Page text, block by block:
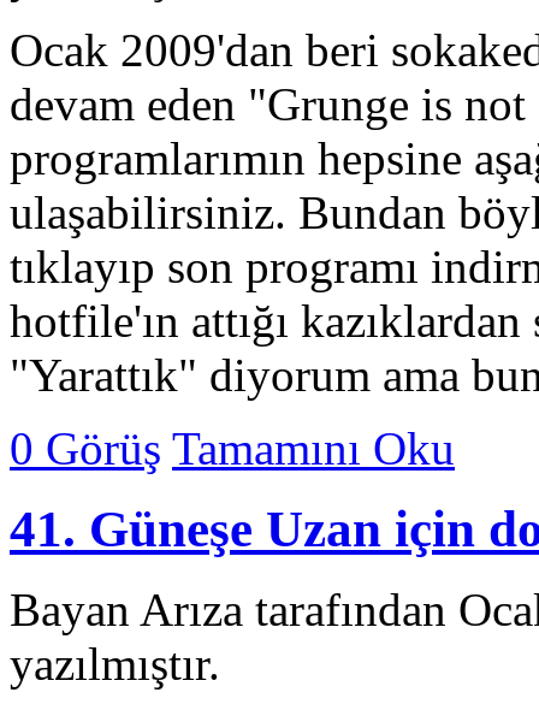
Ocak 2009'dan beri
devam eden "Grunge is
programlarımın hepsine
ulaşabilirsiniz. Bundan
tıklayıp son programı
hotfile'ın attığı
"Yarattık" diyorum ama
0 Görüş Tamamını Oku
41. Güneşe Uzan için
Bayan Arıza tarafından
yazılmıştır.